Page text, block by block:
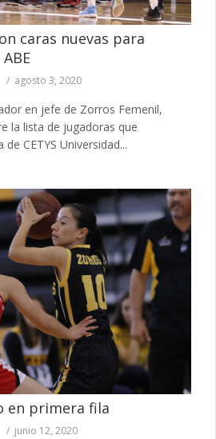
caras nuevas para
agosto 3, 2020
en jefe de Zorros Femenil,
la lista de jugadoras que
CETYS Universidad...
en primera fila
junio 12, 2020